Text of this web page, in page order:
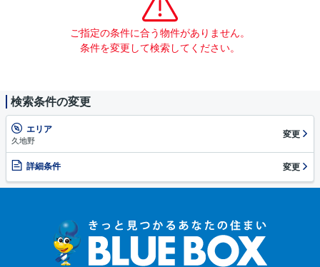
ご指定の条件に合う物件がありません。
条件を変更して検索してください。
検索条件の変更
エリア
久地野
変更
詳細条件 変更